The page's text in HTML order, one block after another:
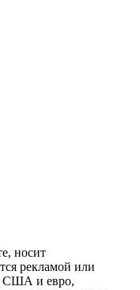
носит
рекламой или
США и евро,